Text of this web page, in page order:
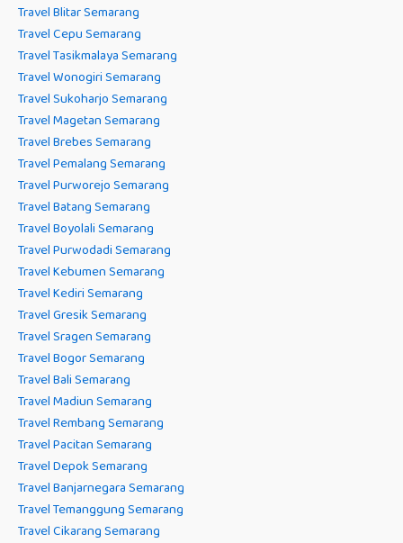
Travel Blitar Semarang
Travel Cepu Semarang
Travel Tasikmalaya Semarang
Travel Wonogiri Semarang
Travel Sukoharjo Semarang
Travel Magetan Semarang
Travel Brebes Semarang
Travel Pemalang Semarang
Travel Purworejo Semarang
Travel Batang Semarang
Travel Boyolali Semarang
Travel Purwodadi Semarang
Travel Kebumen Semarang
Travel Kediri Semarang
Travel Gresik Semarang
Travel Sragen Semarang
Travel Bogor Semarang
Travel Bali Semarang
Travel Madiun Semarang
Travel Rembang Semarang
Travel Pacitan Semarang
Travel Depok Semarang
Travel Banjarnegara Semarang
Travel Temanggung Semarang
Travel Cikarang Semarang